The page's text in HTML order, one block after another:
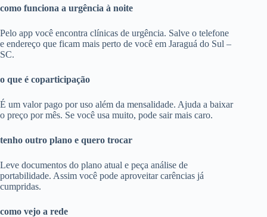
como funciona a urgência à noite
Pelo app você encontra clínicas de urgência. Salve o telefone
e endereço que ficam mais perto de você em Jaraguá do Sul –
SC.
o que é coparticipação
É um valor pago por uso além da mensalidade. Ajuda a baixar
o preço por mês. Se você usa muito, pode sair mais caro.
tenho outro plano e quero trocar
Leve documentos do plano atual e peça análise de
portabilidade. Assim você pode aproveitar carências já
cumpridas.
como vejo a rede